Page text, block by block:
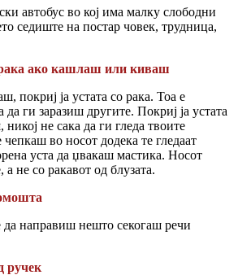
автобус во кој има малку слободни
седиште на постар човек, трудница,
рака ако кашлаш или киваш
покриј ја устата со рака. Тоа е
да ги заразиш другите. Покриј ја устата
не сака да ги гледа твоите
во носот додека те гледаат
уста да џвакаш мастика. Носот
не со ракавот од блузата.
да направиш нешто секогаш речи
ручек